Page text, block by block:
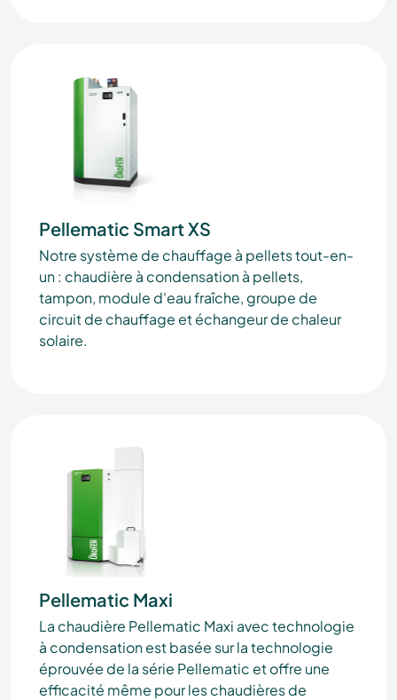
Pellematic Smart XS
Notre système de chauffage à pellets tout-en-
un : chaudière à condensation à pellets,
tampon, module d'eau fraîche, groupe de
circuit de chauffage et échangeur de chaleur
solaire.
Pellematic Maxi
La chaudière Pellematic Maxi avec technologie
à condensation est basée sur la technologie
éprouvée de la série Pellematic et offre une
efficacité même pour les chaudières de